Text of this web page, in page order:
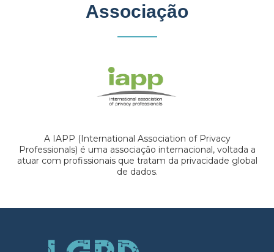
Associação
A IAPP (International Association of Privacy
Professionals) é uma associação internacional, voltada a
atuar com profissionais que tratam da privacidade global
de dados.